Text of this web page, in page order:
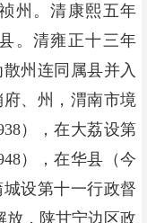
州。清康熙五年
。清雍正十三年
散州连同属县并入
府、州，渭南市境
），在大荔设第
），在华县（今
设第十一行政督
放，陕甘宁边区政